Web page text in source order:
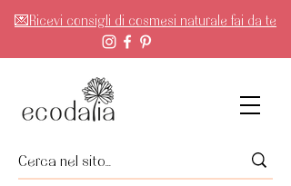
💌Ricevi consigli di cosmesi naturale fai da te